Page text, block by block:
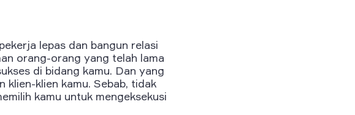
lepas dan bangun relasi
orang-orang yang telah lama
di bidang kamu. Dan yang
klien-klien kamu. Sebab, tidak
kamu untuk mengeksekusi